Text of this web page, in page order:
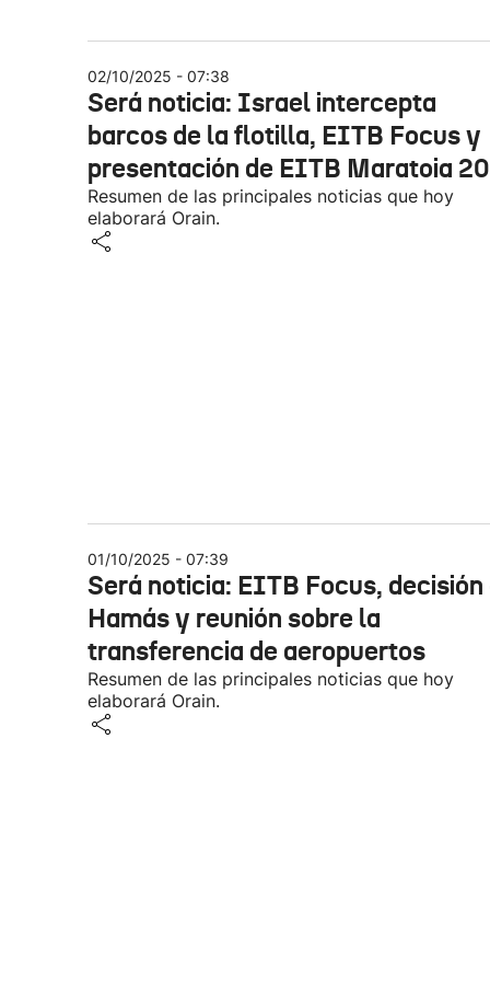
02/10/2025 - 07:38
Será noticia: Israel intercepta
barcos de la flotilla, EITB Focus y
presentación de EITB Maratoia
Resumen de las principales noticias que hoy
elaborará Orain.
01/10/2025 - 07:39
Será noticia: EITB Focus, decisión
Hamás y reunión sobre la
transferencia de aeropuertos
Resumen de las principales noticias que hoy
elaborará Orain.